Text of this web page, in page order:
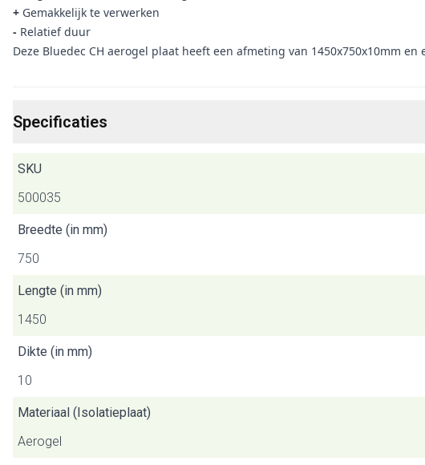
+ Gemakkelijk te verwerken
- Relatief duur
Deze Bluedec CH aerogel plaat heeft een afmeting van 1450x750x10mm
Specificaties
SKU
500035
Breedte (in mm)
750
Lengte (in mm)
1450
Dikte (in mm)
10
Materiaal (Isolatieplaat)
Aerogel